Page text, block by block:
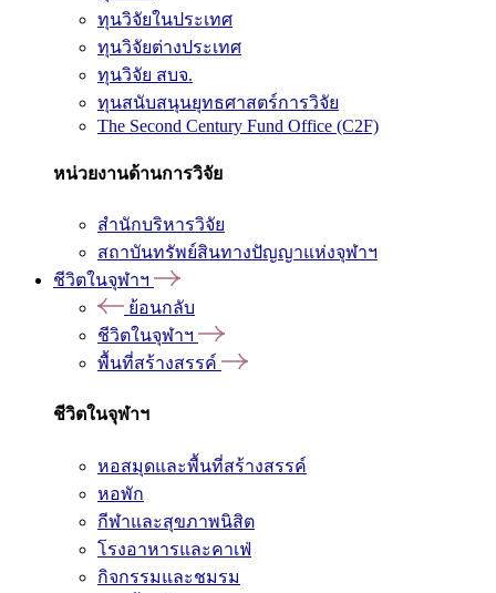
ทุนวิจัยในประเทศ
ทุนวิจัยต่างประเทศ
ทุนวิจัย สบจ.
ทุนสนับสนุนยุทธศาสตร์การวิจัย
The Second Century Fund Office (C2F)
หน่วยงานด้านการวิจัย
สำนักบริหารวิจัย
สถาบันทรัพย์สินทางปัญญาแห่งจุฬาฯ
ชีวิตในจุฬาฯ
ย้อนกลับ
ชีวิตในจุฬาฯ
พื้นที่สร้างสรรค์
ชีวิตในจุฬาฯ
หอสมุดและพื้นที่สร้างสรรค์
หอพัก
กีฬาและสุขภาพนิสิต
โรงอาหารและคาเฟ่
กิจกรรมและชมรม